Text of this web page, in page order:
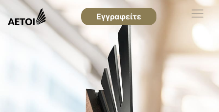
Εγγραφείτε